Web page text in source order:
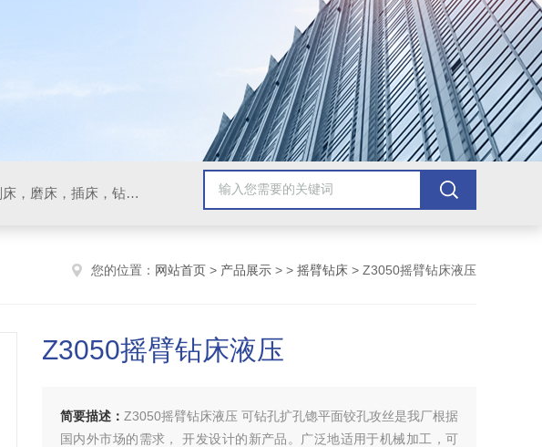
数控车床，加工中心，数控铣床，立钻，台钻，摇臂钻床，锯床，牛头刨床，磨床，插床，钻铣床，滚齿机
您的位置： 网站首页 > 产品展示 > > 摇臂钻床 > Z3050摇臂钻床液压
Z3050摇臂钻床液压
简要描述： Z3050摇臂钻床液压 可钻孔扩孔锪平面铰孔攻丝是我厂根据
国内外市场的需求， 开发设计的新产品。广泛地适用于机械加工，可